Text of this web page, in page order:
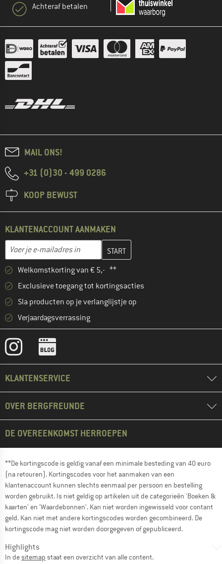
Achteraf betalen
MAIL ONS!
+31 (0)30 - 499 0286
KOOP BEWUST
KLANTENACCOUNT AANMAKEN
E-mailadres
Vul je e-mailadres hier in en maak in de volgende stap je
Welkomstkorting van € 5,- **
Exclusieve toegang tot kortingsacties
Sla producten op je verlanglijstje op
Verjaardagsverrassing
KLANTENSERVICE
OVER BERGFREUNDE
DE OVEREENKOMST HERROEPEN
**De kortingscode is geldig vanaf een minimale besteding van 40 euro
(na retouren). Kortingscodes voor het aanmaken van een
klantenaccount kunnen slechts eenmaal per persoon en bestelling
worden gebruikt. Is niet geldig op artikelen uit de categorieën 'Boeken &
kaarten' en 'Waardebonnen'. Kan niet worden ingewisseld voor contant
geld. Kan niet met andere kortingscodes worden gecombineerd. De
kortingscode mag niet worden doorgegeven of gepubliceerd.
Highlights
In desitemap staat een overzicht van alle content.